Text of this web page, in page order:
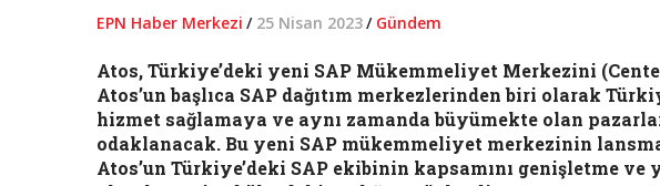
EPN Haber Merkezi / 25 Nisan 2023/ Gündem
Atos, Türkiye’deki yeni SAP Mükemmeliyet Merkezini
Atos’un başlıca SAP dağıtım merkezlerinden biri olarak
hizmet sağlamaya ve aynı zamanda büyümekte olan
odaklanacak. Bu yeni SAP mükemmeliyet merkezinin
Atos’un Türkiye’deki SAP ekibinin kapsamını genişletme ve